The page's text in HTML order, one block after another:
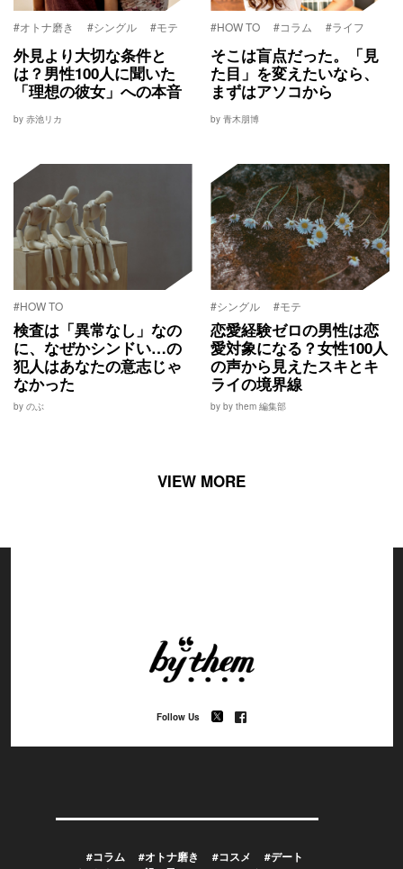
#オトナ磨き #シングル #モテ
外見より大切な条件と
は？男性100人に聞いた
「理想の彼女」への本音
by 赤池リカ
#HOW TO #コラム #ライフ
そこは盲点だった。「見
た目」を変えたいなら、
まずはアソコから
by 青木朋博
#HOW TO
検査は「異常なし」なの
に、なぜかシンドい…の
犯人はあなたの意志じゃ
なかった
by のぶ
#シングル #モテ
恋愛経験ゼロの男性は恋
愛対象になる？女性100人
の声から見えたスキとキ
ライの境界線
by by them 編集部
VIEW MORE
Follow Us
#コラム #オトナ磨き #コスメ
#デート